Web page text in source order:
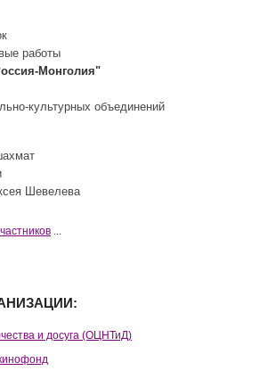
работы
Монголия"
культурных объединений
Шевелева
...
и досуга (ОЦНТиД)